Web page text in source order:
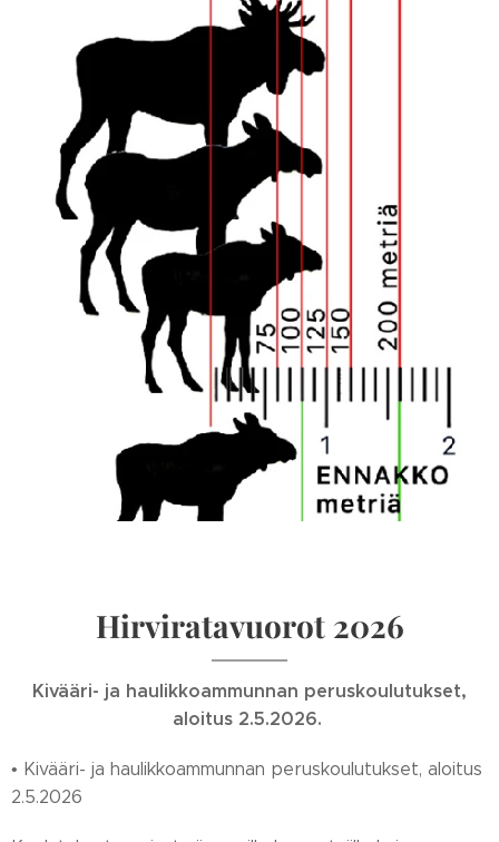
Hirviratavuorot 2026
Kivääri- ja haulikkoammunnan peruskoulutukset,
aloitus 2.5.2026.
• Kivääri- ja haulikkoammunnan peruskoulutukset, aloitus
2.5.2026